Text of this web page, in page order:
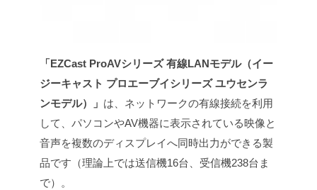
「EZCast ProAVシリーズ 有線LANモデル（イー
ジーキャスト プロエーブイシリーズ ユウセンラ
ンモデル）」 は、ネットワークの有線接続を利用
して、パソコンやAV機器に表示されている映像と
音声を複数のディスプレイへ同時出力ができる製
品です（理論上では送信機16台、受信機238台ま
で）。